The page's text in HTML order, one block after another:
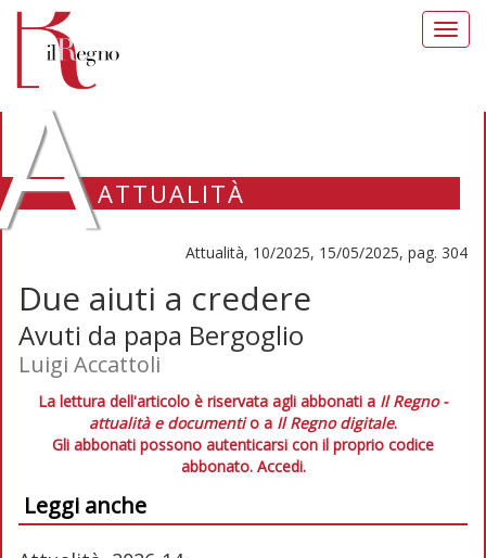
ATTUALITÀ
Attualità, 10/2025, 15/05/2025, pag. 304
Due aiuti a credere
Avuti da papa Bergoglio
Luigi Accattoli
La lettura dell'articolo è riservata agli abbonati a Il Regno -
attualità e documentio a Il Regno digitale.
Gli abbonati possono autenticarsi con il proprio codice
abbonato. Accedi.
Leggi anche